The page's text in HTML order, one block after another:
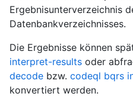
Ergebnisunterverzeichnis
Datenbankverzeichnisses.
Die Ergebnisse können
interpret-results oder
decode bzw. codeql bqrs
konvertiert werden.